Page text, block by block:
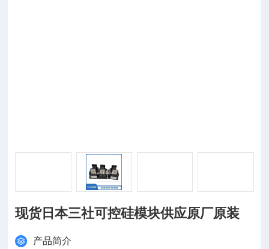
现货日本三社可控硅模块供应原厂原装
产品简介